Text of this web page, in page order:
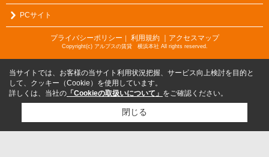
PCサイト
プライバシーポリシー 利用規約 ｜アクセスマップ
Copyright(c) アルプスの賃貸 横浜本社 All rights reserved.
当サイトでは、お客様の当サイト利用状況把握、サービス向上検討を目的と
して、クッキー（Cookie）を使用しています。
詳しくは、当社の 「Cookieの取扱いについて」 をご確認ください。
閉じる